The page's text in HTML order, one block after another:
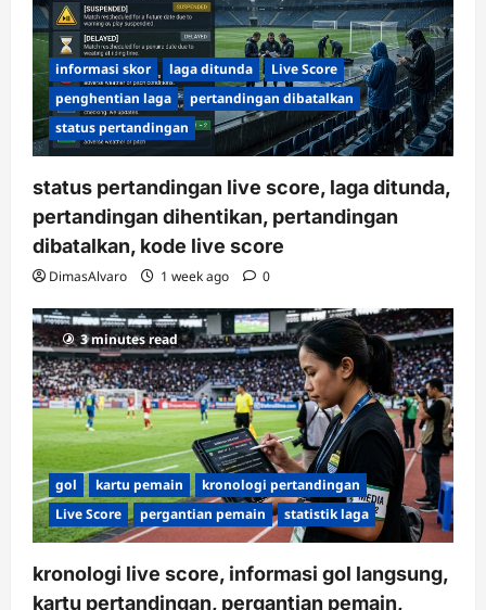
informasi skor laga ditunda
Live Score
penghentian laga
pertandingan dibatalkan
status pertandingan
status pertandingan live score, laga ditunda,
pertandingan dihentikan, pertandingan
dibatalkan, kode live score
DimasAlvaro 1 week ago 0
3 minutes read
gol kartu pemain
kronologi pertandingan
Live Score
pergantian pemain statistik laga
kronologi live score, informasi gol langsung,
kartu pertandingan, pergantian pemain,